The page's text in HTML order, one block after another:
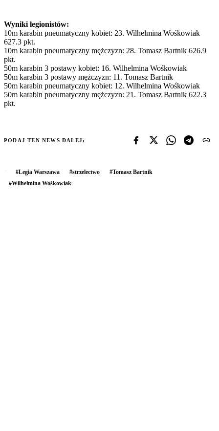
Wyniki legionistów:
10m karabin pneumatyczny kobiet: 23. Wilhelmina Wośkowiak
627.3 pkt.
10m karabin pneumatyczny mężczyzn: 28. Tomasz Bartnik 626.9
pkt.
50m karabin 3 postawy kobiet: 16. Wilhelmina Wośkowiak
50m karabin 3 postawy mężczyzn: 11. Tomasz Bartnik
50m karabin pneumatyczny kobiet: 12. Wilhelmina Wośkowiak
50m karabin pneumatyczny mężczyzn: 21. Tomasz Bartnik 622.3
pkt.
PODAJ TEN NEWS DALEJ:
#Legia Warszawa #strzelectwo #Tomasz Bartnik
#Wilhelmina Wośkowiak